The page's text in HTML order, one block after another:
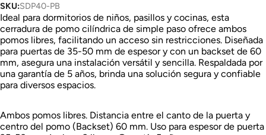
SKU:SDP40-PB
Ideal para dormitorios de niños, pasillos y cocinas, esta
cerradura de pomo cilíndrica de simple paso ofrece ambos
pomos libres, facilitando un acceso sin restricciones. Diseñada
para puertas de 35-50 mm de espesor y con un backset de 60
mm, asegura una instalación versátil y sencilla. Respaldada por
una garantía de 5 años, brinda una solución segura y confiable
para diversos espacios.
Ambos pomos libres. Distancia entre el canto de la puerta y
centro del pomo (Backset) 60 mm. Uso para espesor de puerta